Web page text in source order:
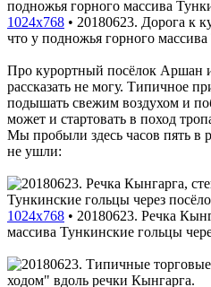
1024x768 • 20180623. Дорога к
что у подножья горного
Про курортный посёлок Аршан
рассказать не могу. Типичное
подышать свежим воздухом и
может и стартовать в поход
Мы пробыли здесь часов пять в
не ушли:
1024x768 • 20180623. Речка
массива Тункинские гольцы